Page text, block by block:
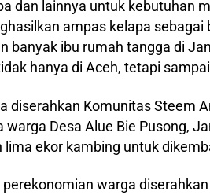
dan lainnya untuk kebutuhan
ampas kelapa sebagai
banyak ibu rumah tangga di
hanya di Aceh, tetapi
diserahkan Komunitas Steem
Desa Alue Bie Pusong,
ekor kambing untuk
warga